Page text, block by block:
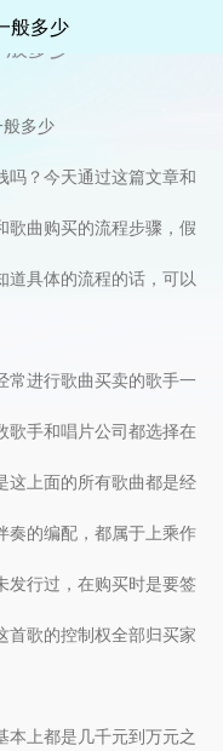
般多少
多少
吗？今天通过这篇文章和
歌曲购买的流程步骤，假
道具体的流程的话，可以
常进行歌曲买卖的歌手一
歌手和唱片公司都选择在
这上面的所有歌曲都是经
奏的编配，都属于上乘作
发行过，在购买时是要签
首歌的控制权全部归买家
上都是几千元到万元之